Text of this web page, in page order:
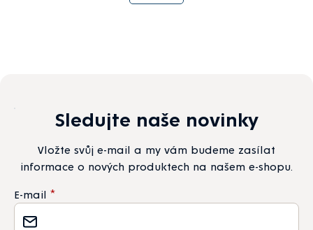
Sledujte naše novinky
Vložte svůj e-mail a my vám budeme zasílat
informace o nových produktech na našem e-shopu.
E-mail